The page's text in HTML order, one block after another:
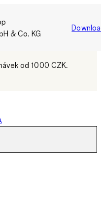
& Co. KG
od 1000 CZK.